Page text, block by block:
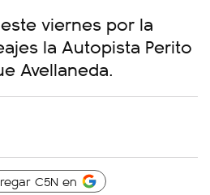
viernes por la
la Autopista Perito
Avellaneda.
C5N en